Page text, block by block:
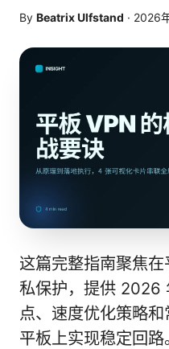
By Beatrix Ulfstand · 2026
这篇完整指南聚焦
私保护，提供 2026
点、速度优化策略
平板上实现稳定回路